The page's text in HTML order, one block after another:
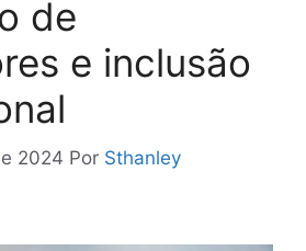
de
e inclusão
2024 Por Sthanley